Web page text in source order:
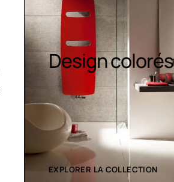
Design colorés
EXPLORER LA COLLECTION